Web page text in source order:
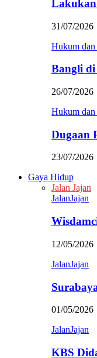
Lakukan
31/07/2026
Hukum
Bangli
26/07/2026
Hukum
Dugaan
23/07/2026
Gaya Hidup
Jalan Jajan
JalanJajan
12/05/2026
JalanJajan
01/05/2026
JalanJajan
KBS